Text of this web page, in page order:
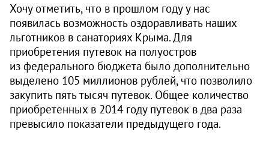
Хочу отметить, что в прошлом году у нас
появилась возможность оздоравливать наших
льготников в санаториях Крыма. Для
приобретения путевок на полу­остров
из федерального бюджета было дополнительно
выделено 105 миллионов рублей, что позволило
закупить пять тысяч путевок. Общее количество
приобретенных в 2014 году путевок в два раза
превысило показатели предыдущего года.